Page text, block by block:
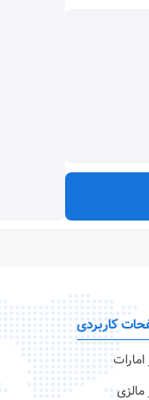
کاربردی
امارات
مالزی